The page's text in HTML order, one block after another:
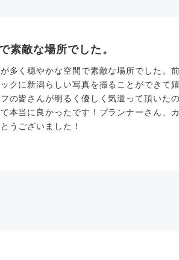
素敵な場所でした。
多く穏やかな空間で素敵な場所でした。
クに新潟らしい写真を撮ることができて
の皆さんが明るく優しく気遣って頂いた
本当に良かったです！プランナーさん、
うございました！